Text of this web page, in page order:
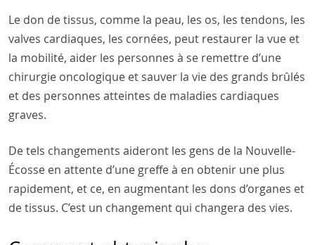
Le don de tissus, comme la peau, les os, les tendons, les
valves cardiaques, les cornées, peut restaurer la vue et
la mobilité, aider les personnes à se remettre d’une
chirurgie oncologique et sauver la vie des grands brûlés
et des personnes atteintes de maladies cardiaques
graves.
De tels changements aideront les gens de la Nouvelle-
Écosse en attente d’une greffe à en obtenir une plus
rapidement, et ce, en augmentant les dons d’organes et
de tissus. C’est un changement qui changera des vies.